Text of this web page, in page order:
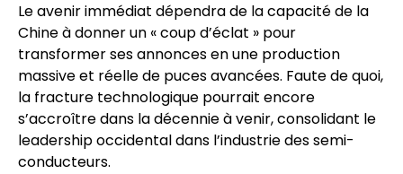
Le avenir immédiat dépendra de la capacité de la
Chine à donner un « coup d’éclat » pour
transformer ses annonces en une production
massive et réelle de puces avancées. Faute de quoi,
la fracture technologique pourrait encore
s’accroître dans la décennie à venir, consolidant le
leadership occidental dans l’industrie des semi-
conducteurs.